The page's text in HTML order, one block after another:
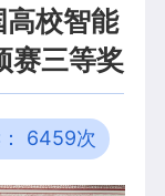
高校智能
赛三等奖
6459次